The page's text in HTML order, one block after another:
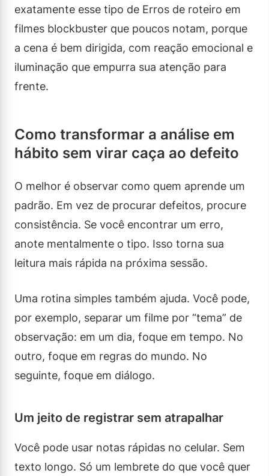
exatamente esse tipo de Erros de roteiro em
filmes blockbuster que poucos notam, porque
a cena é bem dirigida, com reação emocional e
iluminação que empurra sua atenção para
frente.
Como transformar a análise em
hábito sem virar caça ao defeito
O melhor é observar como quem aprende um
padrão. Em vez de procurar defeitos, procure
consistência. Se você encontrar um erro,
anote mentalmente o tipo. Isso torna sua
leitura mais rápida na próxima sessão.
Uma rotina simples também ajuda. Você pode,
por exemplo, separar um filme por “tema” de
observação: em um dia, foque em tempo. No
outro, foque em regras do mundo. No
seguinte, foque em diálogo.
Um jeito de registrar sem atrapalhar
Você pode usar notas rápidas no celular. Sem
texto longo. Só um lembrete do que você quer